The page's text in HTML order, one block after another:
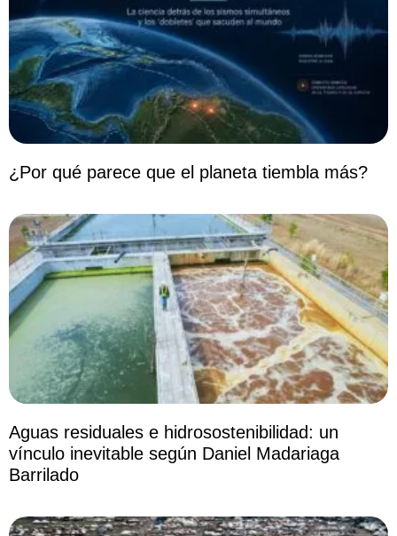
¿Por qué parece que el planeta tiembla más?
Aguas residuales e hidrosostenibilidad: un
vínculo inevitable según Daniel Madariaga
Barrilado